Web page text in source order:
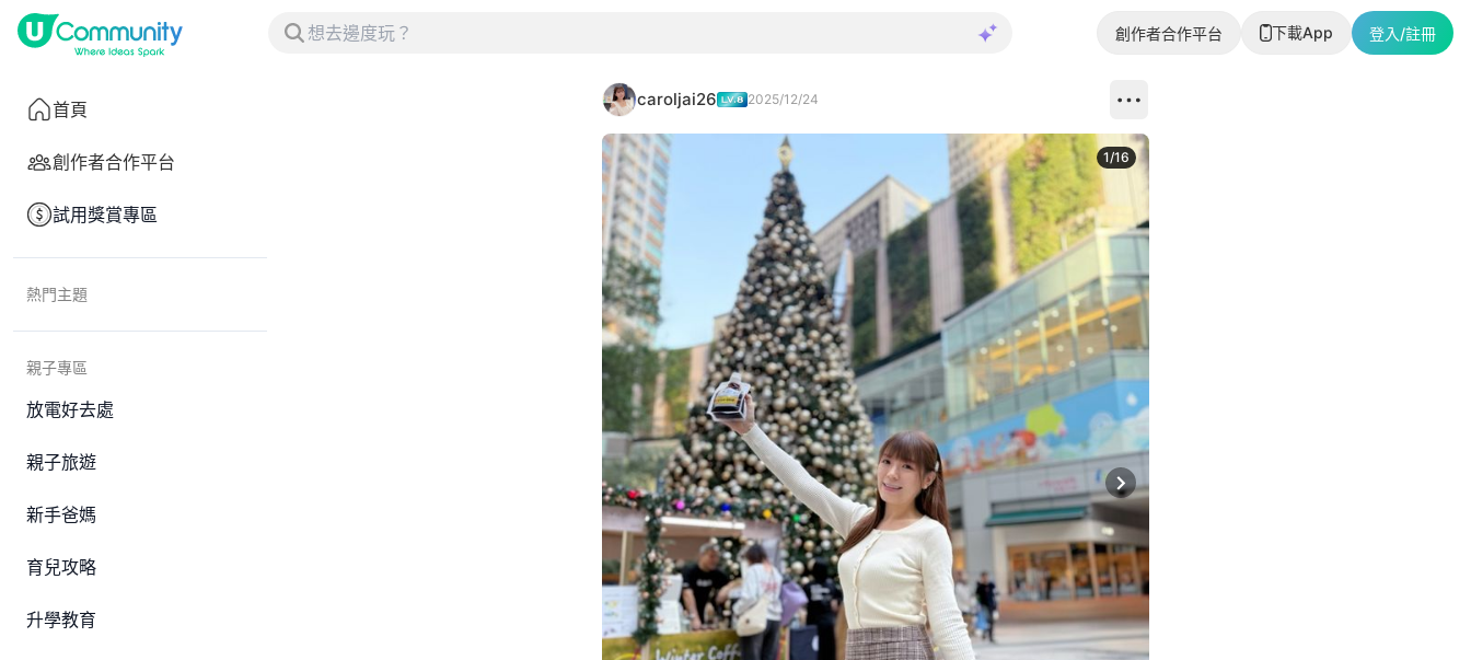
創作者合作平台 下載App 登入/註冊
首頁
創作者合作平台
試用獎賞專區
熱門主題
親子專區
放電好去處
親子旅遊
新手爸媽
育兒攻略
升學教育
caroljai26 2025/12/24
Next slide
1/16